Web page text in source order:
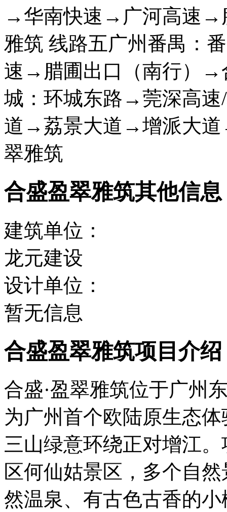
→华南快速→广河高速→
雅筑 线路五广州番禺：
速→腊圃出口（南行）→
城：环城东路→莞深高
道→荔景大道→增派大道
翠雅筑
合盛盈翠雅筑其他信息
建筑单位：
龙元建设
设计单位：
暂无信息
合盛盈翠雅筑项目介绍
合盛·盈翠雅筑位于广州
为广州首个欧陆原生态
三山绿意环绕正对增江
区何仙姑景区，多个自
然温泉、有古色古香的